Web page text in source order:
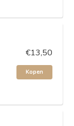
€13,50
Kopen